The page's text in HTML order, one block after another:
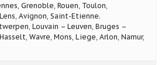
Grenoble, Rouen, Toulon,
Avignon, Saint-Etienne.
Louvain – Leuven, Bruges –
Wavre, Mons, Liege, Arlon, Namur,